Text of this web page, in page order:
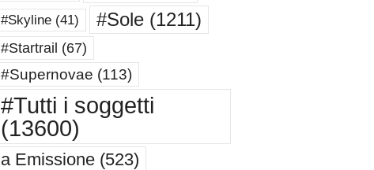
#Skyline(41) #Sole(1211)
#Startrail (67)
#Supernovae (113)
#Tutti i soggetti
(13600)
a Emissione(523)